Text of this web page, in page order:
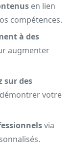
en lien
compétences.
à des
augmenter
sur des
votre
via